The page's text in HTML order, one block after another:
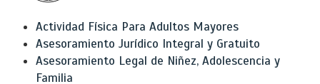
Actividad Física Para Adultos Mayores
Asesoramiento Jurídico Integral y Gratuito
Asesoramiento Legal de Niñez, Adolescencia y
Familia